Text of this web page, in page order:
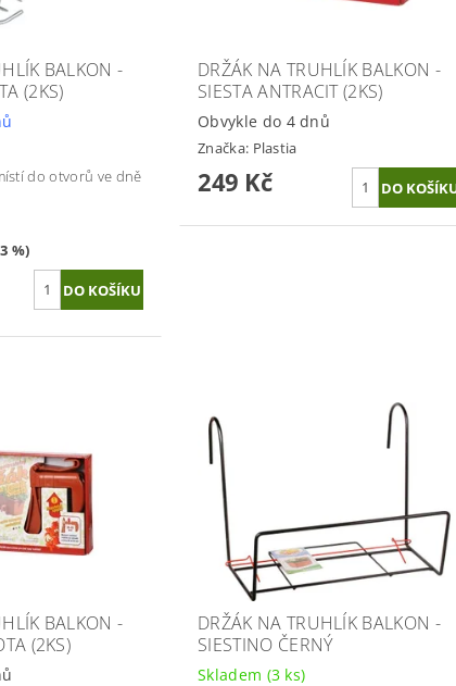
BALKON -
(2KS)
do otvorů ve dně
%)
DRŽÁK NA TRUHLÍK BALKON -
SIESTA ANTRACIT (2KS)
Obvykle do 4 dnů
Značka: Plastia
249 Kč
BALKON -
(2KS)
DRŽÁK NA TRUHLÍK BALKON -
SIESTINO ČERNÝ
Skladem (3 ks)